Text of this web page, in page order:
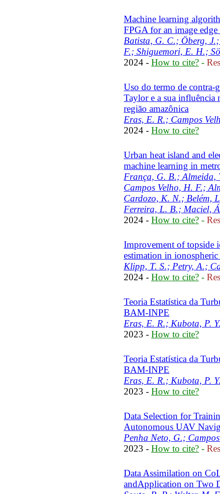
Machine learning
FPGA for an image edge
Batista, G. C.; Öberg,
F.; Shiguemori, E. H.;
2024 - How to cite? -
Uso do termo de contra-
Taylor e a sua influência
região amazônica
Eras, E. R.; Campos
2024 - How to cite?
Urban heat island and
machine learning in
França, G. B.; Almeida,
Campos Velho, H. F.;
Cardozo, K. N.; Belém,
Ferreira, L. B.; Maciel,
2024 - How to cite? -
Improvement of topside
estimation in
Klipp, T. S.; Petry, A.;
2024 - How to cite? -
Teoria Estatística da
BAM-INPE
Eras, E. R.; Kubota, P.
2023 - How to cite?
Teoria Estatística da
BAM-INPE
Eras, E. R.; Kubota, P.
2023 - How to cite?
Data Selection for
Autonomous UAV
Penha Neto, G.;
2023 - How to cite? -
Data Assimilation on
andApplication on Two